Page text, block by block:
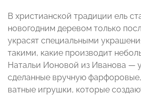
В христианской традиции ель
новогодним деревом только
украсят специальными
такими, какие производит
Натальи Ионовой из Иванова —
сделанные вручную
ватные игрушки, которые